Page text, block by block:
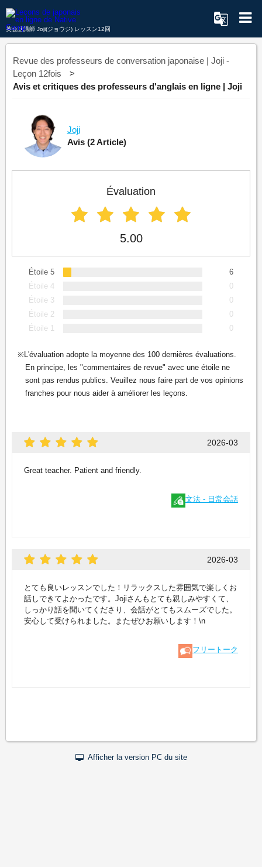
英会話講師 Joji(ジョウジ) レッスン12回
Revue des professeurs de conversation japonaise | Joji -
Leçon 12fois
Avis et critiques des professeurs d'anglais en ligne | Joji
Joji
Avis (2 Article)
Évaluation
5.00
Étoile 5
6
Étoile 4
0
Étoile 3
0
Étoile 2
0
Étoile 1
0
L'évaluation adopte la moyenne des 100 dernières évaluations.
En principe, les "commentaires de revue" avec une étoile ne
sont pas rendus publics. Veuillez nous faire part de vos opinions
franches pour nous aider à améliorer les leçons.
2026-03
Great teacher. Patient and friendly.
文法 - 日常会話
2026-03
とても良いレッスンでした！リラックスした雰囲気で楽しくお
話しできてよかったです。Jojiさんもとても親しみやすくて、
しっかり話を聞いてくださり、会話がとてもスムーズでした。
安心して受けられました。またぜひお願いします！\n
フリートーク
Afficher la version PC du site